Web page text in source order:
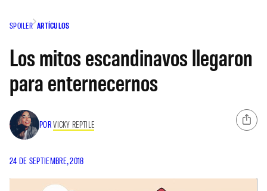
SPOILER ARTÍCULOS
Los mitos escandinavos llegaron
para enternecernos
PORVICKY REPTILE
24 DE SEPTIEMBRE, 2018